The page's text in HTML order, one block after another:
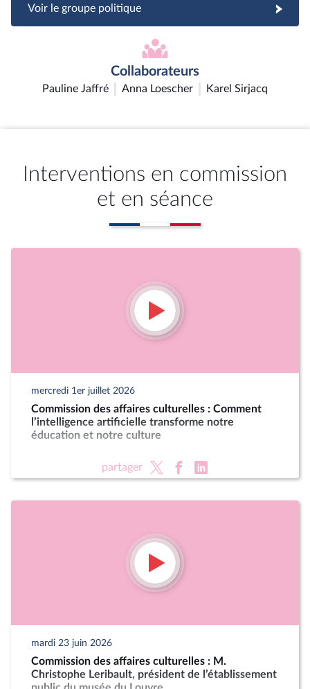
Voir le groupe politique
Collaborateurs
Pauline Jaffré Anna Loescher Karel Sirjacq
Interventions en commission
et en séance
mercredi 1er juillet 2026
Commission des affaires culturelles : Comment
l’intelligence artificielle transforme notre
éducation et notre culture
partager
mardi 23 juin 2026
Commission des affaires culturelles : M.
Christophe Leribault, président de l’établissement